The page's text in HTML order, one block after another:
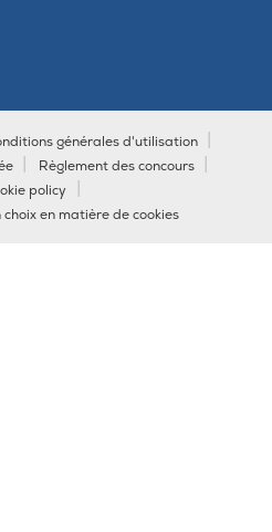
générales d'utilisation
Règlement des concours
policy
en matière de cookies